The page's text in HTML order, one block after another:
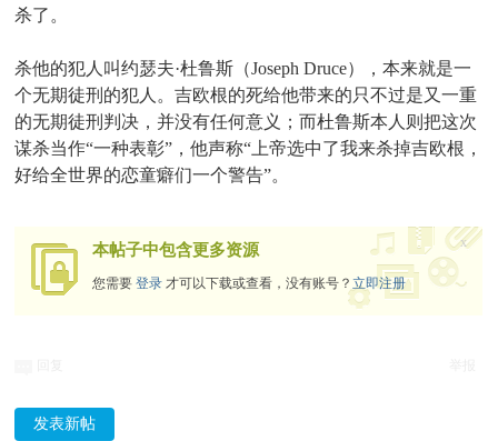
杀了。
杀他的犯人叫约瑟夫·杜鲁斯（Joseph Druce），本来就是一
个无期徒刑的犯人。吉欧根的死给他带来的只不过是又一重
的无期徒刑判决，并没有任何意义；而杜鲁斯本人则把这次
谋杀当作“一种表彰”，他声称“上帝选中了我来杀掉吉欧根，
好给全世界的恋童癖们一个警告”。
本帖子中包含更多资源
您需要登录 才可以下载或查看，没有账号？立即注册
x
发表新帖